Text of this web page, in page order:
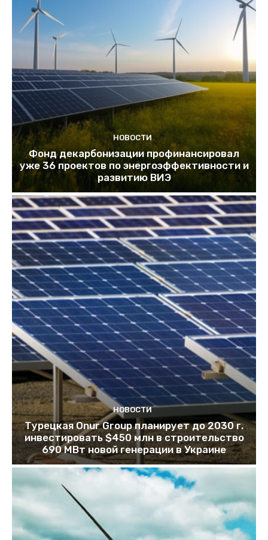
НОВОСТИ
Фонд декарбонизации профинансировал
уже 36 проектов по энергоэффективности и
развитию ВИЭ
НОВОСТИ
Турецкая Onur Group планирует до 2030 г.
инвестировать $450 млн в строительство
690 МВт новой генерации в Украине